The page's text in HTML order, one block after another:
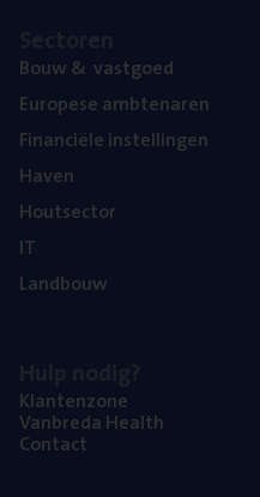
Bouw& vastgoed
Euro­pe­se ambtenaren
Finan­ci­ë­le instellingen
Haven
Hout­sec­tor
IT
Land­bouw
Klan­ten­zo­ne
Van­b­re­da Health
Con­tact